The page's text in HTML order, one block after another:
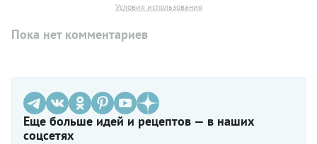
Условия использования
Пока нет комментариев
Еще больше идей и рецептов — в наших
соцсетях